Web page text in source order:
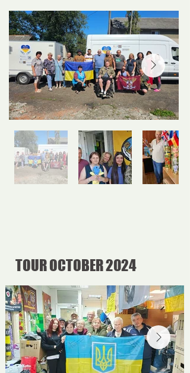
TOUR OCTOBER 2024